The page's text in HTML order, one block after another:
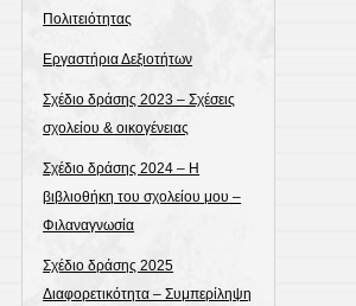
Πολιτειότητας
Εργαστήρια Δεξιοτήτων
Σχέδιο δράσης 2023 – Σχέσεις
σχολείου & οικογένειας
Σχέδιο δράσης 2024 – Η
βιβλιοθήκη του σχολείου μου –
Φιλαναγνωσία
Σχέδιο δράσης 2025
Διαφορετικότητα – Συμπερίληψη